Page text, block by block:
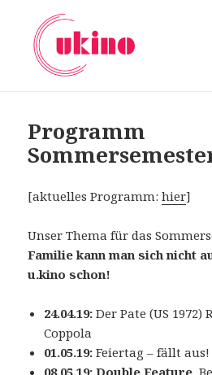
Programm
[aktuelles Programm:hier]
Unser Thema für das
Familie kann man sich nicht
u.kino schon!
24.04.19: Der Pate (US 1972)
Coppola
01.05.19: Feiertag – fällt aus!